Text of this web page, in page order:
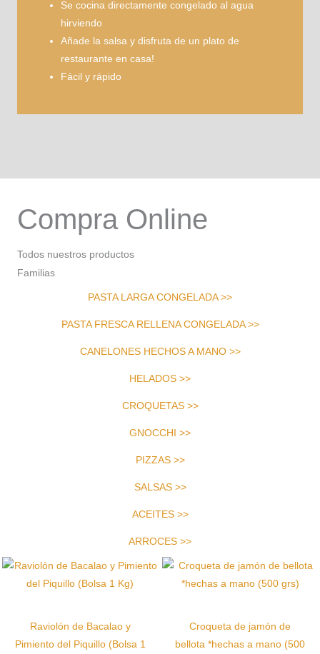
Se cocina directamente congelado al agua
hirviendo
Añade la salsa y disfruta de un plato de
restaurante en casa!
Fácil y rápido
Compra Online
Todos nuestros productos
Familias
PASTA LARGA CONGELADA >>
PASTA FRESCA RELLENA CONGELADA >>
CANELONES HECHOS A MANO >>
HELADOS >>
CROQUETAS >>
GNOCCHI >>
PIZZAS >>
SALSAS >>
ACEITES >>
ARROCES >>
Raviolón de Bacalao y
Pimiento del Piquillo (Bolsa 1
Croqueta de jamón de
bellota *hechas a mano (500